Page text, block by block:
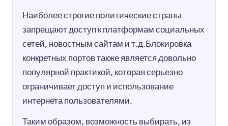
Наиболее строгие политические страны
запрещают доступ к платформам социальных
сетей, новостным сайтам и т.д.Блокировка
конкретных портов также является довольно
популярной практикой, которая серьезно
ограничивает доступ и использование
интернета пользователями.
Таким образом, возможность выбирать, из